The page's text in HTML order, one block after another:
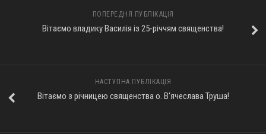
ПОПЕРЕДНЯ ПУБЛІКАЦІЯ
Вітаємо владику Василія із 25-річчям священства!
НАСТУПНА ПУБЛІКАЦІЯ
Вітаємо з річницею священства о. В‘ячеслава Труша!